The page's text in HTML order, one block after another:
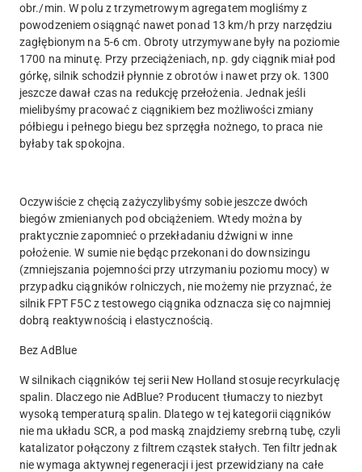
obr./min. W polu z trzymetrowym agregatem mogliśmy z
powodzeniem osiągnąć nawet ponad 13 km/h przy narzędziu
zagłębionym na 5-6 cm. Obroty utrzymywane były na poziomie
1700 na minutę. Przy przeciążeniach, np. gdy ciągnik miał pod
górkę, silnik schodził płynnie z obrotów i nawet przy ok. 1300
jeszcze dawał czas na redukcję przełożenia. Jednak jeśli
mielibyśmy pracować z ciągnikiem bez możliwości zmiany
półbiegu i pełnego biegu bez sprzęgła nożnego, to praca nie
byłaby tak spokojna.
Oczywiście z chęcią zażyczylibyśmy sobie jeszcze dwóch
biegów zmienianych pod obciążeniem. Wtedy można by
praktycznie zapomnieć o przekładaniu dźwigni w inne
położenie. W sumie nie będąc przekonani do downsizingu
(zmniejszania pojemności przy utrzymaniu poziomu mocy) w
przypadku ciągników rolniczych, nie możemy nie przyznać, że
silnik FPT F5C z testowego ciągnika odznacza się co najmniej
dobrą reaktywnością i elastycznością.
Bez AdBlue
W silnikach ciągników tej serii New Holland stosuje recyrkulację
spalin. Dlaczego nie AdBlue? Producent tłumaczy to niezbyt
wysoką temperaturą spalin. Dlatego w tej kategorii ciągników
nie ma układu SCR, a pod maską znajdziemy srebrną tubę, czyli
katalizator połączony z filtrem cząstek stałych. Ten filtr jednak
nie wymaga aktywnej regeneracji i jest przewidziany na całe